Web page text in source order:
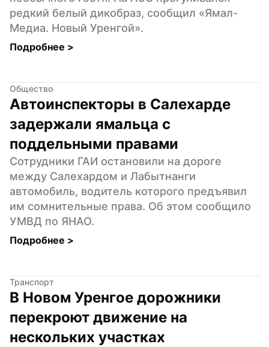
редкий белый дикобраз, сообщил «Ямал-
Медиа. Новый Уренгой».
Подробнее >
Общество
Автоинспекторы в Салехарде
задержали ямальца с
поддельными правами
Сотрудники ГАИ остановили на дороге
между Салехардом и Лабытнанги
автомобиль, водитель которого предъявил
им сомнительные права. Об этом сообщило
УМВД по ЯНАО.
Подробнее >
Транспорт
В Новом Уренгое дорожники
перекроют движение на
нескольких участках